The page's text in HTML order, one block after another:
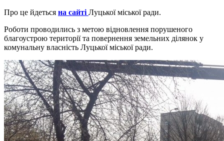
Про це йдеться на сайті Луцької міської ради.
Роботи проводились з метою відновлення порушеного
благоустрою території та повернення земельних ділянок у
комунальну власність Луцької міської ради.